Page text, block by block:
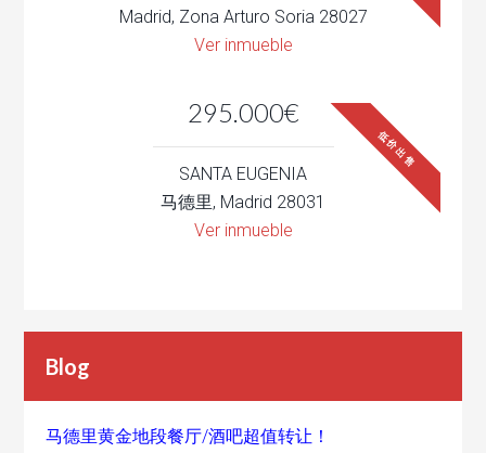
Madrid, Zona Arturo Soria 28027
Ver inmueble
295.000€
低价出售
SANTA EUGENIA
马德里, Madrid 28031
Ver inmueble
Blog
马德里黄金地段餐厅/酒吧超值转让！